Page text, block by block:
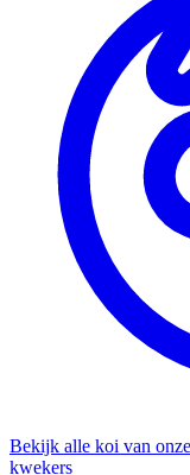
Bekijk alle koi van
kwekers